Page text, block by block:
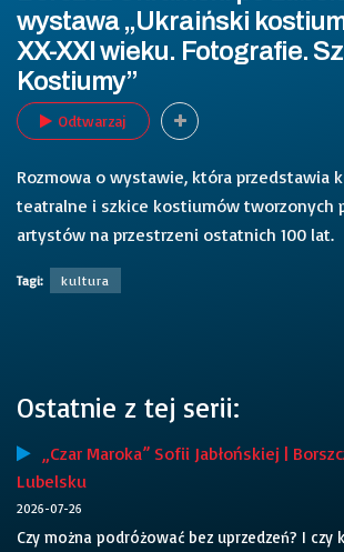
wystawa „Ukraiński
XX-XXI wieku. Fotografie.
Kostiumy”
Odtwarzaj
Rozmowa o wystawie, która przedstawia
teatralne i szkice kostiumów tworzonych
artystów na przestrzeni ostatnich 100 lat.
Tagi: kultura
Ostatnie z tej serii:
„Czar Maroka” Sofii Jabłońskiej |
Lubelsku
2026-07-26
Czy można podróżować bez uprzedzeń? I czy